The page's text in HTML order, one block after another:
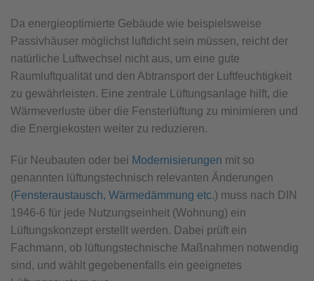
Da energieoptimierte Gebäude wie beispielsweise
Passivhäuser möglichst luftdicht sein müssen, reicht der
natürliche Luftwechsel nicht aus, um eine gute
Raumluftqualität und den Abtransport der Luftfeuchtigkeit
zu gewährleisten. Eine zentrale Lüftungsanlage hilft, die
Wärmeverluste über die Fensterlüftung zu minimieren und
die Energiekosten weiter zu reduzieren.
Für Neubauten oder bei Modernisierungen mit so
genannten lüftungstechnisch relevanten Änderungen
(Fensteraustausch, Wärmedämmung etc.) muss nach DIN
1946-6 für jede Nutzungseinheit (Wohnung) ein
Lüftungskonzept erstellt werden. Dabei prüft ein
Fachmann, ob lüftungstechnische Maßnahmen notwendig
sind, und wählt gegebenenfalls ein geeignetes